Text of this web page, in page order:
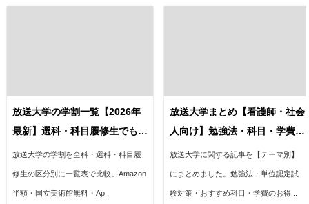
放送大学の学割一覧【2026年
最新】選科・科目履修生でも使
える制度を徹底比較
放送大学の学割を全科・選科・科目履
修生の区分別に一覧表で比較。Amazon
半額・国立美術館無料・Ap...
放送大学まとめ【看護師・社会
人向け】勉強法・科目・学費を
解説
放送大学に関する記事を【テーマ別】
にまとめました。勉強法・単位認定試
験対策・おすすめ科目・学費のお得...